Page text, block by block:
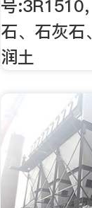
号:3R1510
石、石灰石
润土